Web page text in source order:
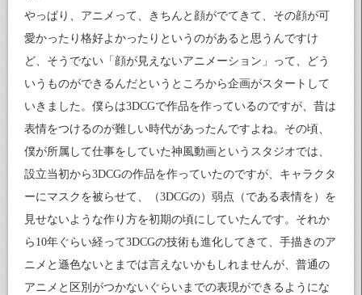
やっぱり、アニメって、きちんと顔がでてきて、その顔が可
愛かったり格好よかったりというのがあると思うんですけ
ど、そうでない「顔が見えないアニメーション」って、どう
いうものができるんだというところから企画がスタートして
いきました。僕らは3DCGで作品を作っているのですが、昔は
表情をつけるのが難しい時代があったんですよね。その頃、
僕が所属して仕事をしていた神風動画というスタジオでは、
設立当初から3DCGの作品を作っていたのですが、キャラクタ
ーにマスクを被らせて、（3DCGの）弱点（である表情を）を
見せないような作り方を初期の頃にしていたんです。それか
ら10年ぐらい経って3DCGの技術も進化してきて、手描きのア
ニメと遜色ないとまでは言えないかもしれませんが、普通の
アニメと区別がつかないぐらいまでの表現ができるようにな